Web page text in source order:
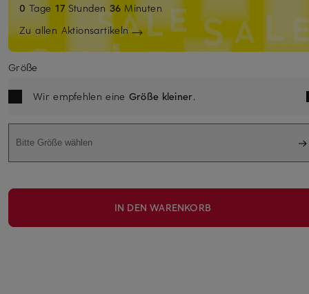
0 Tage17 Stunden 36 Minuten
Zu allen Aktionsartikeln
Größe
Wir empfehlen eine Größe kleiner.
Bitte Größe wählen
IN DEN WARENKORB